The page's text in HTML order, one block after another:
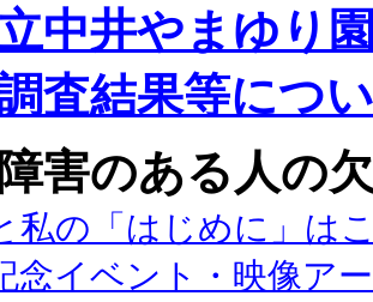
中井やまゆり
査結果等につ
害のある人の
私の「はじめに」は
念イベント・映像ア